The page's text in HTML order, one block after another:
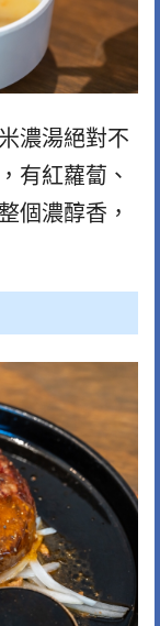
濃湯絕對不
有紅蘿蔔、
個濃醇香，